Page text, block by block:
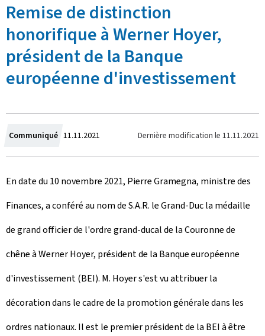
lRemise de distinction
honorifique à Werner Hoyer,
président de la Banque
européenne d'investissement
Communiqué C
r
é
e
l
e
11.11.2021 Dernière modification le 11.11.2021
En date du 10 novembre 2021, Pierre Gramegna, ministre des
Finances, a conféré au nom de S.A.R. le Grand-Duc la médaille
de grand officier de l'ordre grand-ducal de la Couronne de
chêne à Werner Hoyer, président de la Banque européenne
d'investissement (BEI). M. Hoyer s'est vu attribuer la
décoration dans le cadre de la promotion générale dans les
ordres nationaux. Il est le premier président de la BEI à être